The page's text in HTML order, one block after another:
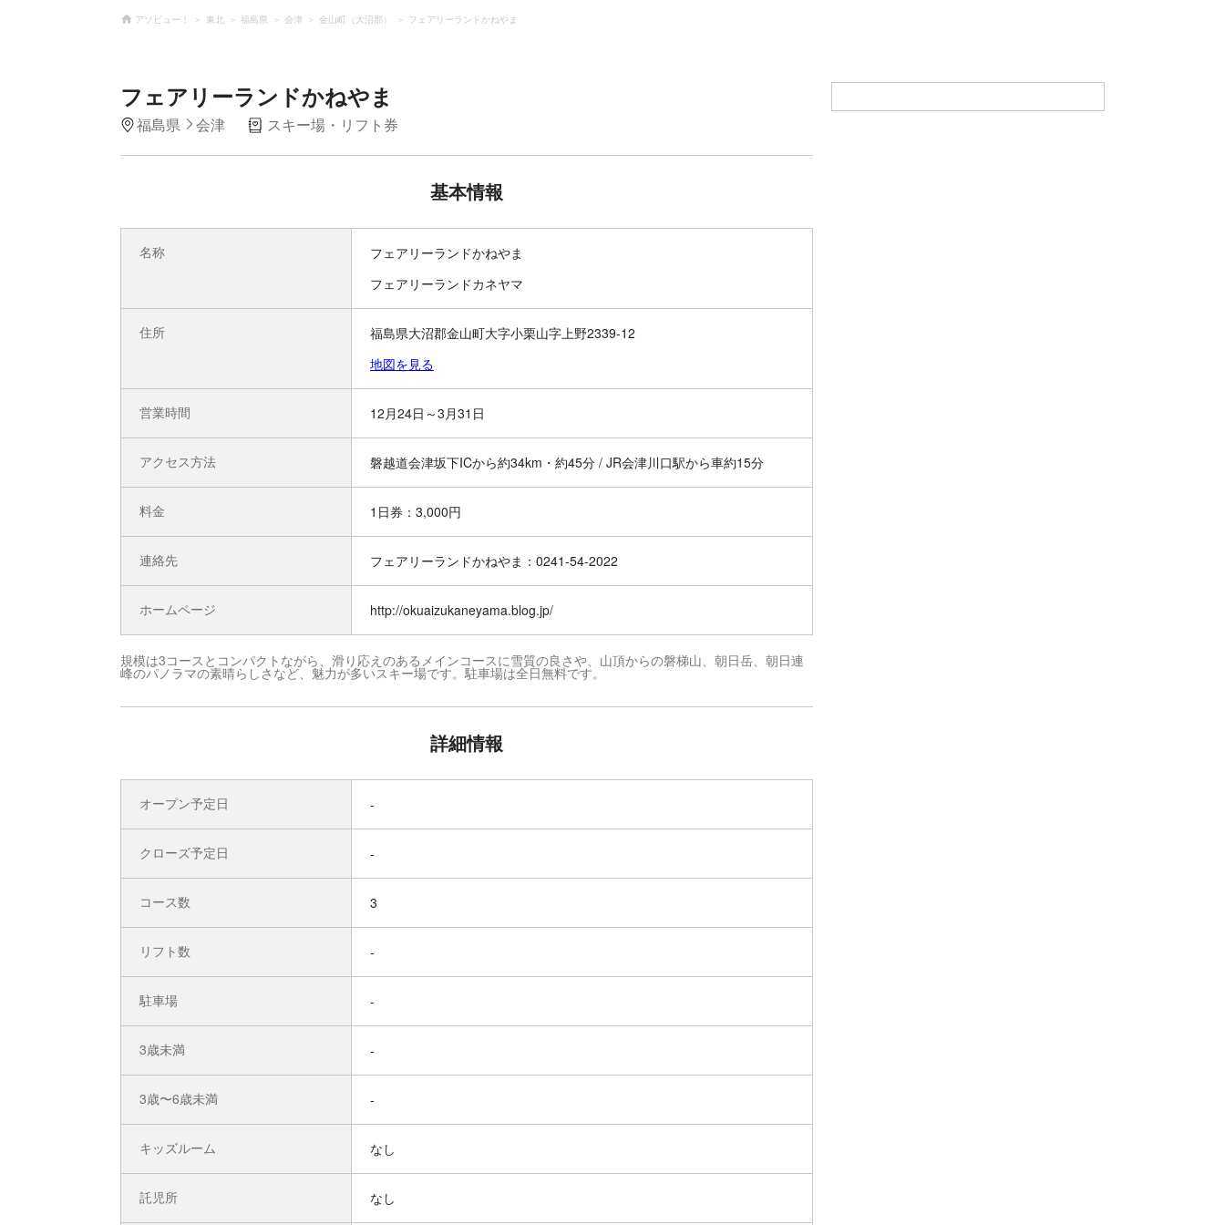
アソビュー！ 東北 福島県 会津 金山町（大沼郡） フェアリーランドかねやま
フェアリーランドかねやま
福島県 会津 スキー場・リフト券
基本情報
名称
フェアリーランドかねやま
フェアリーランドカネヤマ
住所
福島県大沼郡金山町大字小栗山字上野2339-12
地図を見る
営業時間 12月24日～3月31日
アクセス方法 磐越道会津坂下ICから約34km・約45分 / JR会津川口駅から車約15分
料金 1日券：3,000円
連絡先 フェアリーランドかねやま：0241-54-2022
ホームページ http://okuaizukaneyama.blog.jp/
規模は3コースとコンパクトながら、滑り応えのあるメインコースに雪質の良さや、山頂からの磐梯山、朝日岳、朝日連
峰のパノラマの素晴らしさなど、魅力が多いスキー場です。駐車場は全日無料です。
詳細情報
オープン予定日 -
クローズ予定日 -
コース数 3
リフト数 -
駐車場 -
3歳未満 -
3歳〜6歳未満 -
キッズルーム なし
託児所 なし